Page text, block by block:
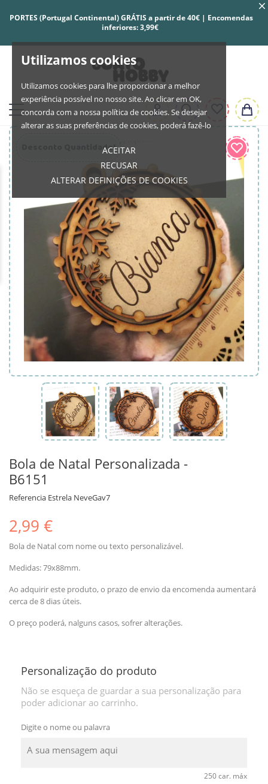
Utilizamos cookies
Utilizamos cookies para lhe proporcionar a melhor
experiência possível no nosso site. Ao clicar em OK,
concorda com a nossa política de cookies. Se desejar
alterar as suas preferências de cookies, poderá fazê-lo
ACEITAR
RECUSAR
ALTERAR DEFINIÇÕES DE COOKIES
PORTES (Portugal Continental) GRÁTIS a partir de 40€ | Encomendas
inferiores: 3,99€
Desconto Quantidade!
Bola de Natal Personalizada -
B6151
Referencia Estrela NeveGav7
2,99 €
Bola de Natal com nome ou texto personalizável.
Medidas: 79x88mm.
Ao adquirir este produto, o prazo de envio da encomenda aumentará
cerca de 8 dias úteis.
O preço poderá, nalguns casos, sofrer alterações.
Personalização do produto
Não se esqueça de guardar a sua personalização para
poder adicionar ao carrinho.
Digite o nome ou palavra
250 car. máx